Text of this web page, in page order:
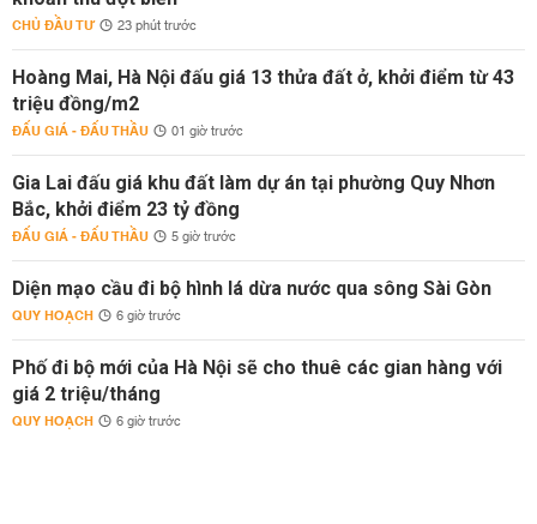
CHỦ ĐẦU TƯ 23 phút trước
Hoàng Mai, Hà Nội đấu giá 13 thửa đất ở, khởi điểm từ 43
triệu đồng/m2
ĐẤU GIÁ - ĐẤU THẦU 01 giờ trước
Gia Lai đấu giá khu đất làm dự án tại phường Quy Nhơn
Bắc, khởi điểm 23 tỷ đồng
ĐẤU GIÁ - ĐẤU THẦU 5 giờ trước
Diện mạo cầu đi bộ hình lá dừa nước qua sông Sài Gòn
QUY HOẠCH 6 giờ trước
Phố đi bộ mới của Hà Nội sẽ cho thuê các gian hàng với
giá 2 triệu/tháng
QUY HOẠCH 6 giờ trước